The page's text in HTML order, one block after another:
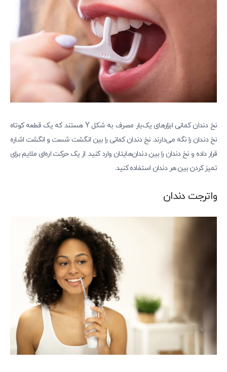
نخ دندان کمانی ابزارهای یک‌بار مصرف به شکل Y هستند که یک قطعه کوتاه
نخ دندان را نگه می‌دارند. نخ دندان کمانی را بین انگشت شست و انگشت اشاره
قرار داده و نخ دندان را بین دندان‌هایتان وارد کنید. از یک حرکت اره‌ای ملایم برای
تمیز کردن بین هر دندان استفاده کنید.
واترجت دندان